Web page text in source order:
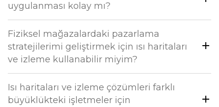
uygulanması kolay mı?
Fiziksel mağazalardaki pazarlama
stratejilerimi geliştirmek için ısı haritaları
ve izleme kullanabilir miyim?
Isı haritaları ve izleme çözümleri farklı
büyüklükteki işletmeler için